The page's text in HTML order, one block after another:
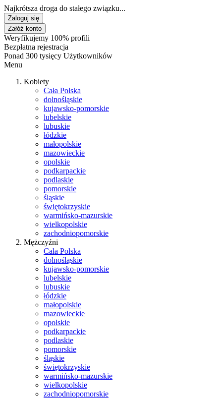
Najkrótsza droga do stałego związku...
Zaloguj się
Załóż konto
Weryfikujemy 100% profili
Bezpłatna rejestracja
Ponad 300 tysięcy Użytkowników
Menu
Kobiety
Cała Polska
dolnośląskie
kujawsko-pomorskie
lubelskie
lubuskie
łódzkie
małopolskie
mazowieckie
opolskie
podkarpackie
podlaskie
pomorskie
śląskie
świętokrzyskie
warmińsko-mazurskie
wielkopolskie
zachodniopomorskie
Mężczyźni
Cała Polska
dolnośląskie
kujawsko-pomorskie
lubelskie
lubuskie
łódzkie
małopolskie
mazowieckie
opolskie
podkarpackie
podlaskie
pomorskie
śląskie
świętokrzyskie
warmińsko-mazurskie
wielkopolskie
zachodniopomorskie